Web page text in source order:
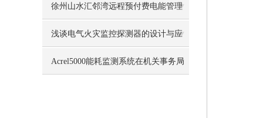
控配电室的应用
徐州山水汇邻湾远程预付费电能管理
系统的设计与应用
浅谈电气火灾监控探测器的设计与应
用
Acrel5000能耗监测系统在机关事务局